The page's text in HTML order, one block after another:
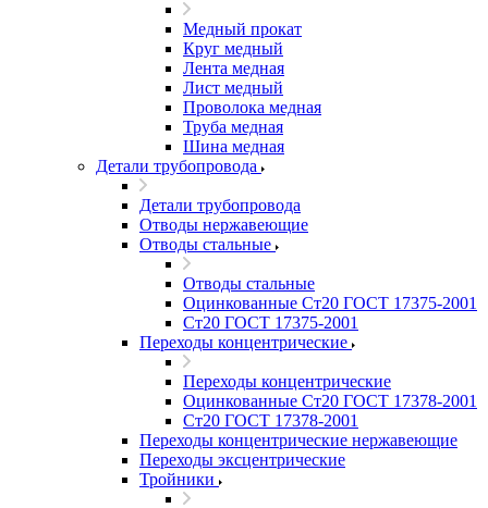
Медный прокат
Круг медный
Лента медная
Лист медный
Проволока медная
Труба медная
Шина медная
Детали трубопровода
Детали трубопровода
Отводы нержавеющие
Отводы стальные
Отводы стальные
Оцинкованные Ст20 ГОСТ 17375-2001
Ст20 ГОСТ 17375-2001
Переходы концентрические
Переходы концентрические
Оцинкованные Ст20 ГОСТ 17378-2001
Ст20 ГОСТ 17378-2001
Переходы концентрические нержавеющие
Переходы эксцентрические
Тройники